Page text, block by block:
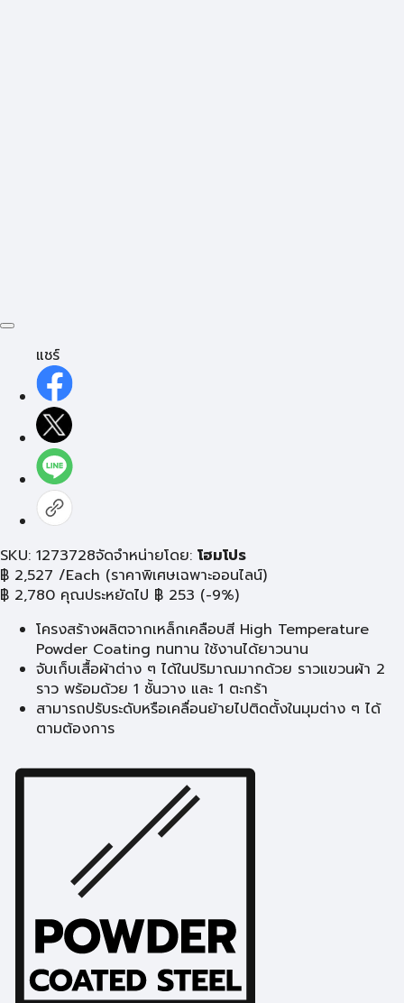
แชร์
SKU: 1273728จัดจำหน่ายโดย: โฮมโปร
฿ 2,527 /Each (ราคาพิเศษเฉพาะออนไลน์)
฿ 2,780 คุณประหยัดไป ฿ 253 (-9%)
โครงสร้างผลิตจากเหล็กเคลือบสี High Temperature
Powder Coating ทนทาน ใช้งานได้ยาวนาน
จับเก็บเสื้อผ้าต่าง ๆ ได้ในปริมาณมากด้วย ราวแขวนผ้า 2
ราว พร้อมด้วย 1 ชั้นวาง และ 1 ตะกร้า
สามารถปรับระดับหรือเคลื่อนย้ายไปติดตั้งในมุมต่าง ๆ ได้
ตามต้องการ